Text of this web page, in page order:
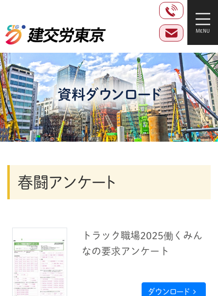
資料ダウンロード
春闘アンケート
トラック職場2025働くみん
なの要求アンケート
ダウンロード